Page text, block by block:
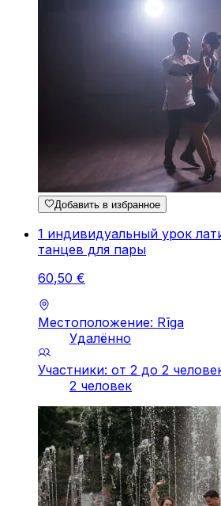
Добавить в избранное
1 индивидуальный урок
танцев для пары
60,50 €
Местоположение: Rīga
Удалённо
Участники: от 2 до 2
2 человек